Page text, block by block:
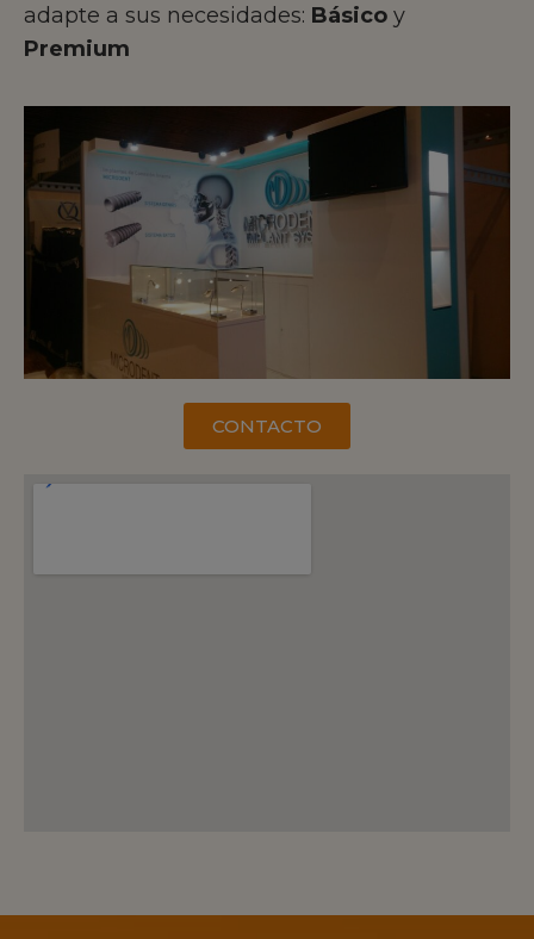
adapte a sus necesidades: Básico y
Premium
CONTACTO